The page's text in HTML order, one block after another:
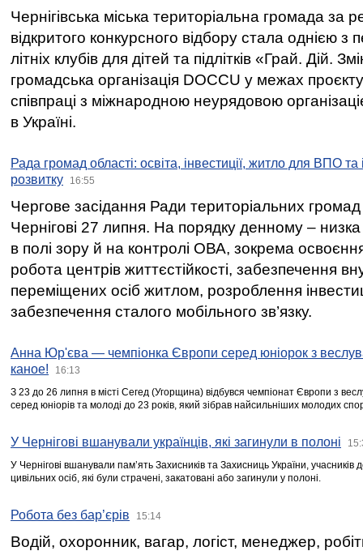
Чернігівська міська територіальна громада за
відкритого конкурсного відбору стала однією
літніх клубів для дітей та підлітків «Грай. Дій.
громадська організація DOCCU у межах
співпраці з міжнародною неурядовою
в Україні.
Рада громад області: освіта, інвестиції, житло для ВПО
розвитку
16:55
Чергове засідання Ради територіальних громад
Чернігові 27 липня. На порядку денному –
в полі зору й на контролі ОВА, зокрема освоєння
робота центрів життєстійкості, забезпечення
переміщених осіб житлом, розроблення
забезпечення сталого мобільного зв’язку.
Анна Юр'єва — чемпіонка Європи серед юніорок з
каное!
16:13
З 23 до 26 липня в місті Сегед (Угорщина) відбувся чемпіонат Європи з
серед юніорів та молоді до 23 років, який зібрав найсильніших молодих
У Чернігові вшанували українців, які загинули в полоні
У Чернігові вшанували пам’ять Захисників та Захисниць України,
цивільних осіб, які були страчені, закатовані або загинули у полоні.
Робота без бар’єрів 15:14
Водій, охоронник, вагар, логіст, менеджер,